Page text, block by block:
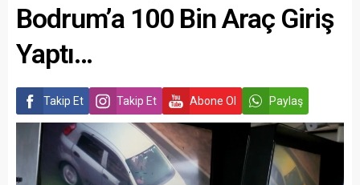
Bodrum’a 100 Bin Araç Giriş
Yaptı…
Takip Et Takip Et Abone Ol Paylaş